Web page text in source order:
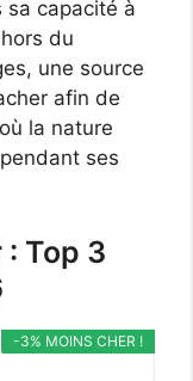
sa capacité à
du
une source
afin de
la nature
ses
Top 3
-3% MOINS CHER !